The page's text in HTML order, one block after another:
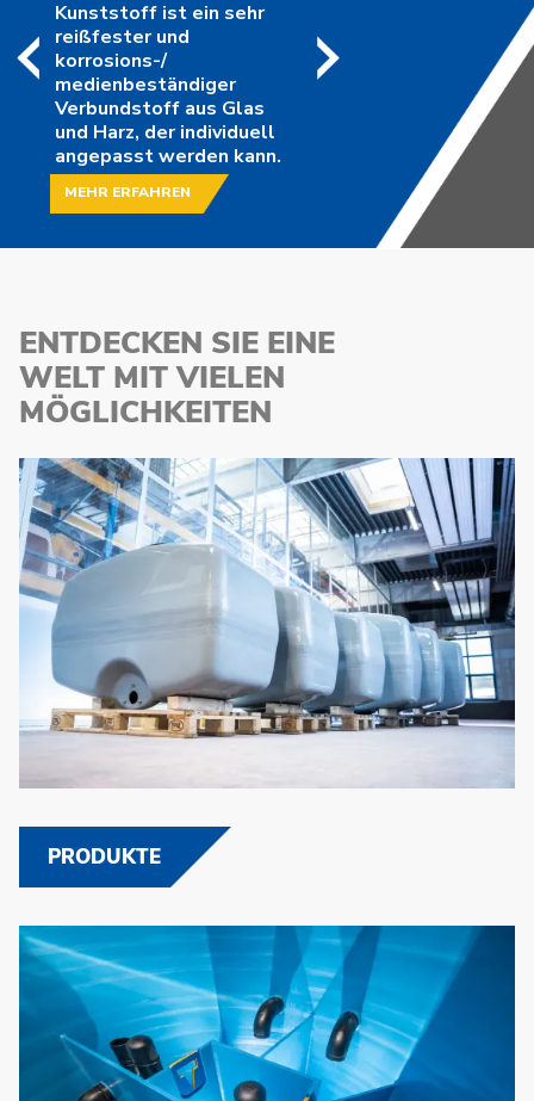
MEHR ERFAHREN
Kunststoff ist ein sehr
reißfester und
korrosions-/
medienbeständiger
Verbundstoff aus Glas
und Harz, der individuell
angepasst werden kann.
ENTDECKEN SIE EINE
WELT MITVIELEN
MÖGLICHKEITEN
PRODUKTE